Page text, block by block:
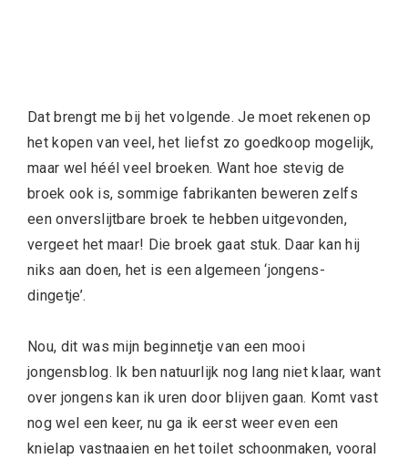
Dat brengt me bij het volgende. Je moet rekenen op
het kopen van veel, het liefst zo goedkoop mogelijk,
maar wel héél veel broeken. Want hoe stevig de
broek ook is, sommige fabrikanten beweren zelfs
een onverslijtbare broek te hebben uitgevonden,
vergeet het maar! Die broek gaat stuk. Daar kan hij
niks aan doen, het is een algemeen ‘jongens-
dingetje’.
Nou, dit was mijn beginnetje van een mooi
jongensblog. Ik ben natuurlijk nog lang niet klaar, want
over jongens kan ik uren door blijven gaan. Komt vast
nog wel een keer, nu ga ik eerst weer even een
knielap vastnaaien en het toilet schoonmaken, vooral